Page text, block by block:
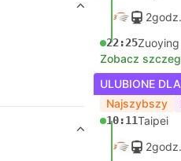
22:25Zuoying
Zobacz
ULUBIONE
Najszybszy
10:11Taipei